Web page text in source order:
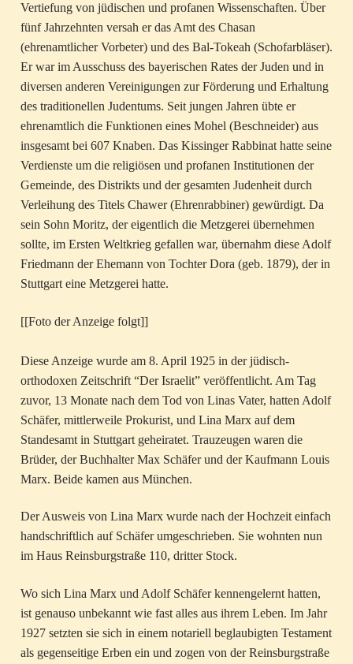
Vertiefung von jüdischen und profanen Wissenschaften. Über
fünf Jahrzehnten versah er das Amt des Chasan
(ehrenamtlicher Vorbeter) und des Bal-Tokeah (Schofarbläser).
Er war im Ausschuss des bayerischen Rates der Juden und in
diversen anderen Vereinigungen zur Förderung und Erhaltung
des traditionellen Judentums. Seit jungen Jahren übte er
ehrenamtlich die Funktionen eines Mohel (Beschneider) aus
insgesamt bei 607 Knaben. Das Kissinger Rabbinat hatte seine
Verdienste um die religiösen und profanen Institutionen der
Gemeinde, des Distrikts und der gesamten Judenheit durch
Verleihung des Titels Chawer (Ehrenrabbiner) gewürdigt. Da
sein Sohn Moritz, der eigentlich die Metzgerei übernehmen
sollte, im Ersten Weltkrieg gefallen war, übernahm diese Adolf
Friedmann der Ehemann von Tochter Dora (geb. 1879), der in
Stuttgart eine Metzgerei hatte.
[[Foto der Anzeige folgt]]
Diese Anzeige wurde am 8. April 1925 in der jüdisch-
orthodoxen Zeitschrift “Der Israelit” veröffentlicht. Am Tag
zuvor, 13 Monate nach dem Tod von Linas Vater, hatten Adolf
Schäfer, mittlerweile Prokurist, und Lina Marx auf dem
Standesamt in Stuttgart geheiratet. Trauzeugen waren die
Brüder, der Buchhalter Max Schäfer und der Kaufmann Louis
Marx. Beide kamen aus München.
Der Ausweis von Lina Marx wurde nach der Hochzeit einfach
handschriftlich auf Schäfer umgeschrieben. Sie wohnten nun
im Haus Reinsburgstraße 110, dritter Stock.
Wo sich Lina Marx und Adolf Schäfer kennengelernt hatten,
ist genauso unbekannt wie fast alles aus ihrem Leben. Im Jahr
1927 setzten sie sich in einem notariell beglaubigten Testament
als gegenseitige Erben ein und zogen von der Reinsburgstraße